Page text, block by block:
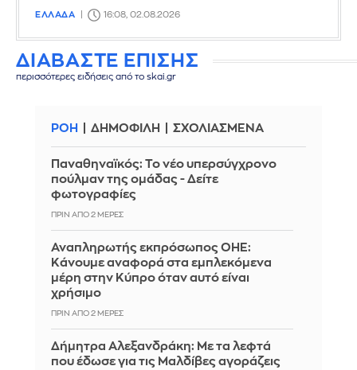
ΕΛΛΑΔΑ 16:08, 02.08.2026
ΔΙΑΒΑΣΤΕ ΕΠΙΣΗΣ
περισσότερες ειδήσεις από το skai.gr
ΡΟΗ ΔΗΜΟΦΙΛΗ ΣΧΟΛΙΑΣΜΕΝΑ
Παναθηναϊκός: Το νέο υπερσύγχρονο
πούλμαν της ομάδας - Δείτε
φωτογραφίες
ΠΡΙΝ ΑΠΌ 2 ΜΈΡΕΣ
Αναπληρωτής εκπρόσωπος ΟΗΕ:
Κάνουμε αναφορά στα εμπλεκόμενα
μέρη στην Κύπρο όταν αυτό είναι
χρήσιμο
ΠΡΙΝ ΑΠΌ 2 ΜΈΡΕΣ
Δήμητρα Αλεξανδράκη: Με τα λεφτά
που έδωσε για τις Μαλδίβες αγοράζεις